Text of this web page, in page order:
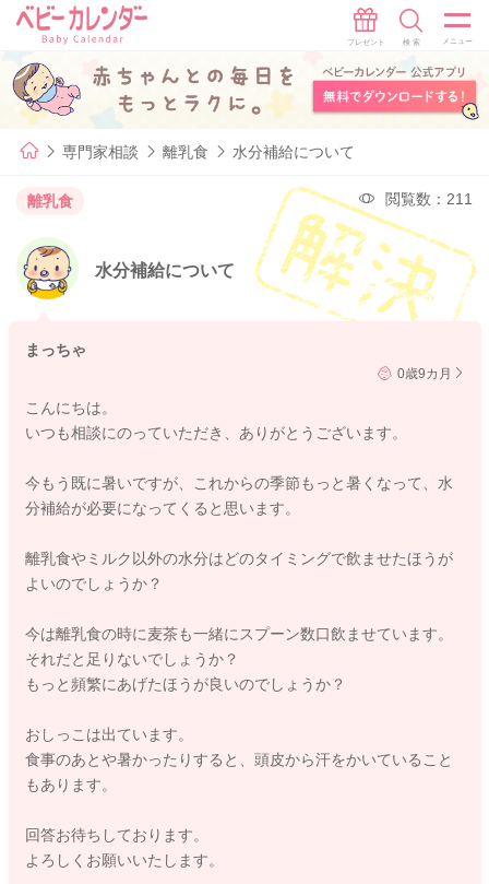
専門家相談 離乳食 水分補給について
離乳食 閲覧数：211
水分補給について
まっちゃ
0歳9カ月
こんにちは。
いつも相談にのっていただき、ありがとうございます。
今もう既に暑いですが、これからの季節もっと暑くなって、水
分補給が必要になってくると思います。
離乳食やミルク以外の水分はどのタイミングで飲ませたほうが
よいのでしょうか？
今は離乳食の時に麦茶も一緒にスプーン数口飲ませています。
それだと足りないでしょうか？
もっと頻繁にあげたほうが良いのでしょうか？
おしっこは出ています。
食事のあとや暑かったりすると、頭皮から汗をかいていること
もあります。
回答お待ちしております。
よろしくお願いいたします。